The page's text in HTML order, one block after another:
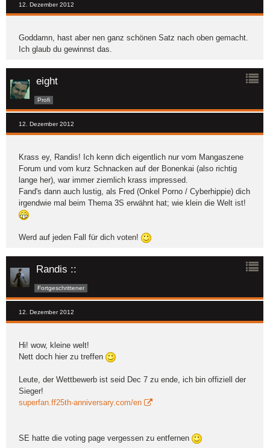
12. Dezember 2012
Goddamn, hast aber nen ganz schönen Satz nach oben gemacht.
Ich glaub du gewinnst das.
eight
Profi
12. Dezember 2012
Krass ey, Randis! Ich kenn dich eigentlich nur vom Mangaszene
Forum und vom kurz Schnacken auf der Bonenkai (also richtig
lange her), war immer ziemlich krass impressed.
Fand's dann auch lustig, als Fred (Onkel Porno / Cyberhippie) dich
irgendwie mal beim Thema 3S erwähnt hat; wie klein die Welt ist!
Werd auf jeden Fall für dich voten!
Randis ::
Fortgeschrittener
12. Dezember 2012
Hi! wow, kleine welt!
Nett doch hier zu treffen
Leute, der Wettbewerb ist seid Dec 7 zu ende, ich bin offiziell der
Sieger!
superfan.ff25th-anniversary.com/en
SE hatte die voting page vergessen zu entfernen